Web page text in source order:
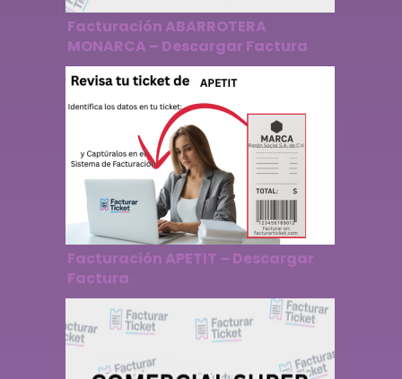
Facturación ABARROTERA
MONARCA – Descargar Factura
Facturación APETIT – Descargar
Factura